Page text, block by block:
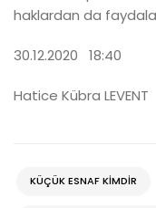
haklardan da
30.12.2020 18:40
Hatice Kübra LEVENT
KÜÇÜK ESNAF KIMDIR